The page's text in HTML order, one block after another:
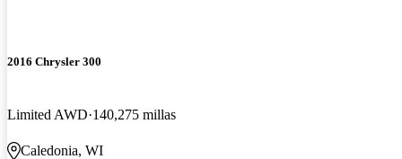
2016 Chrysler 300
Limited AWD 140,275 millas
Caledonia, WI